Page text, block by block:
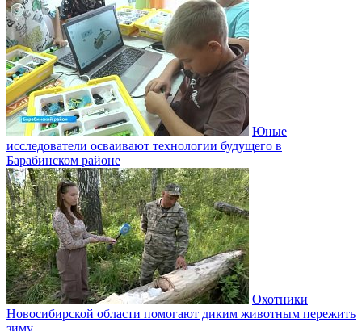
Юные
исследователи осваивают технологии будущего в
Барабинском районе
Охотники
Новосибирской области помогают диким животным пережить
зиму